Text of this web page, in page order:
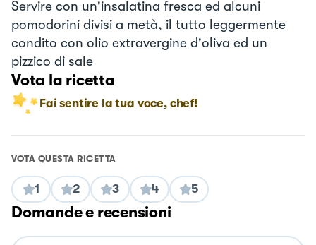
Servire con un'insalatina fresca ed alcuni
pomodorini divisi a metà, il tutto leggermente
condito con olio extravergine d'oliva ed un
pizzico di sale
Vota la ricetta
Fai sentire la tua voce, chef!
VOTA QUESTA RICETTA
1 2 3 4 5
Domande e recensioni